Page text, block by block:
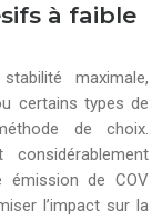
à faible
maximale,
certains types de
de choix.
émission de COV
l’impact sur la